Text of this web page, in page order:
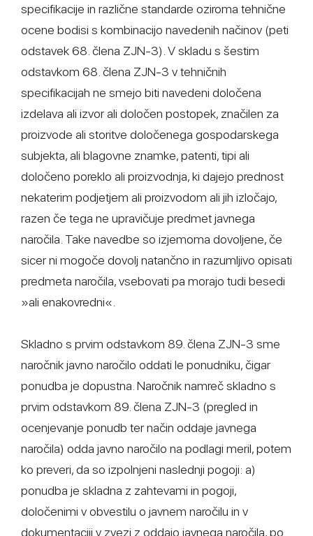
specifikacije in različne standarde oziroma tehnične
ocene bodisi s kombinacijo navedenih načinov (peti
odstavek 68. člena ZJN-3). V skladu s šestim
odstavkom 68. člena ZJN-3 v tehničnih
specifikacijah ne smejo biti navedeni določena
izdelava ali izvor ali določen postopek, značilen za
proizvode ali storitve določenega gospodarskega
subjekta, ali blagovne znamke, patenti, tipi ali
določeno poreklo ali proizvodnja, ki dajejo prednost
nekaterim podjetjem ali proizvodom ali jih izločajo,
razen če tega ne upravičuje predmet javnega
naročila. Take navedbe so izjemoma dovoljene, če
sicer ni mogoče dovolj natančno in razumljivo opisati
predmeta naročila, vsebovati pa morajo tudi besedi
»ali enakovredni«.
Skladno s prvim odstavkom 89. člena ZJN-3 sme
naročnik javno naročilo oddati le ponudniku, čigar
ponudba je dopustna. Naročnik namreč skladno s
prvim odstavkom 89. člena ZJN-3 (pregled in
ocenjevanje ponudb ter način oddaje javnega
naročila) odda javno naročilo na podlagi meril, potem
ko preveri, da so izpolnjeni naslednji pogoji: a)
ponudba je skladna z zahtevami in pogoji,
določenimi v obvestilu o javnem naročilu in v
dokumentaciji v zvezi z oddajo javnega naročila, po